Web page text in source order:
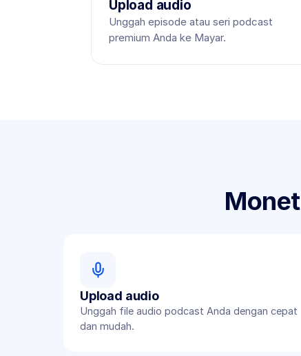
Upload audio
Unggah episode atau seri podcast
premium Anda ke Mayar.
Upload audio
Unggah file audio podcast Anda dengan cepat
dan mudah.